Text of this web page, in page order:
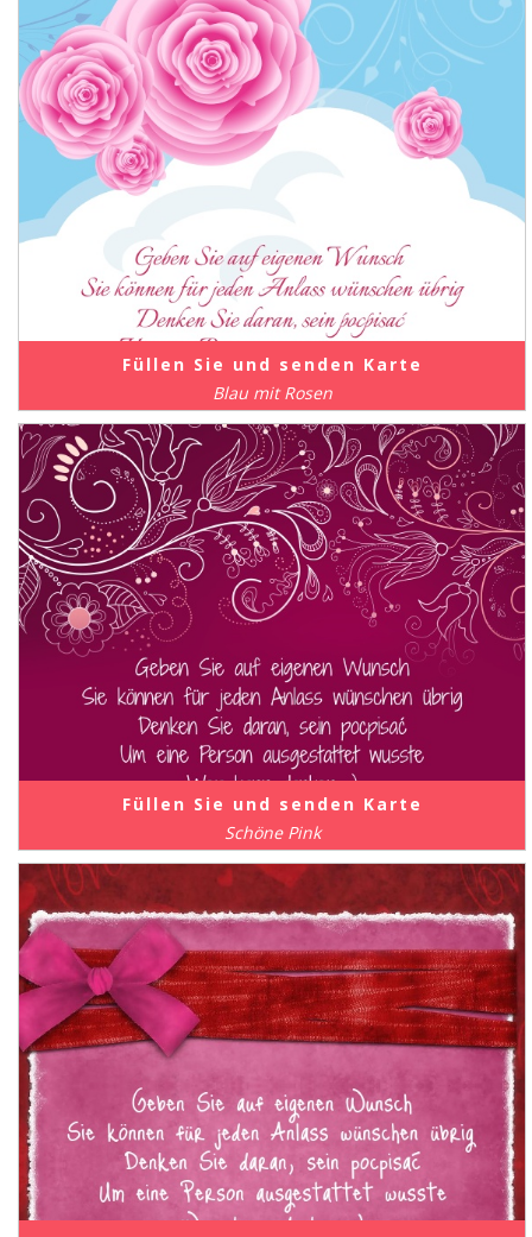
Füllen Sie und senden Karte
Blau mit Rosen
Füllen Sie und senden Karte
Schöne Pink